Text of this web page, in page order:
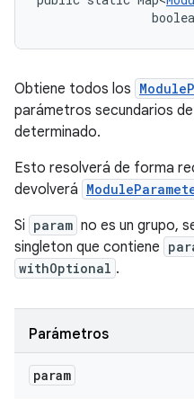
Obtiene todos los
parámetros secundarios de
determinado.
Esto resolverá de forma
devolverá
Si param no es un grupo,
singleton que contiene
withOptional .
Parámetros
param